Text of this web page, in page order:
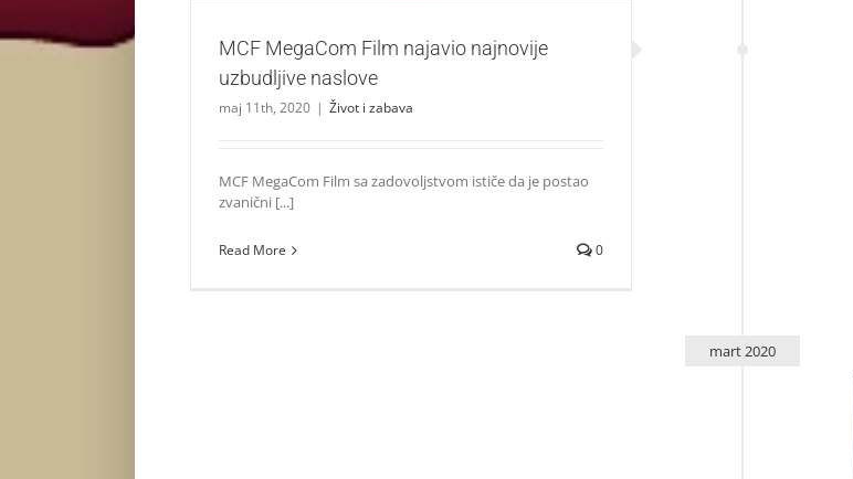
MCF MegaCom Film najavio najnovije
uzbudljive naslove
maj 11th, 2020 | Život i zabava
MCF MegaCom Film sa zadovoljstvom ističe da je postao
zvanični [...]
Read More 0
mart 2020